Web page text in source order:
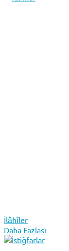
İlâhîler
Daha Fazlası